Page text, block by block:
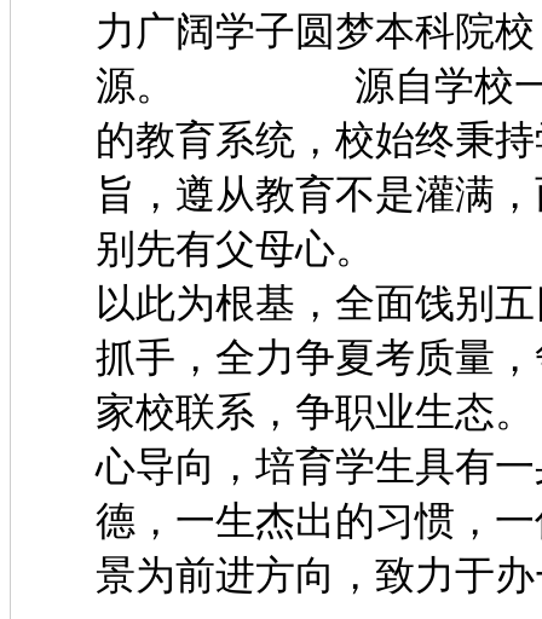
力广阔学子圆梦本科院
源。 源自学校一以
的教育系统，校始终秉
旨，遵从教育不是灌满
别先有父母心。 再
以此为根基，全面饯别
抓手，全力争夏考质量
家校联系，争职业
心导向，培育学生具有
德，一生杰出的习惯，
景为前进方向，致力于